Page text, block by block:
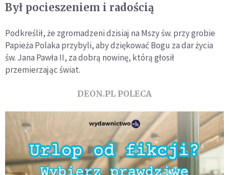
Był pocieszeniem i radością
Podkreślił, że zgromadzeni dzisiaj na Mszy św. przy grobie
Papieża Polaka przybyli, aby dziękować Bogu za dar życia
św. Jana Pawła II, za dobrą nowinę, którą głosił
przemierzając świat.
DEON.PL POLECA